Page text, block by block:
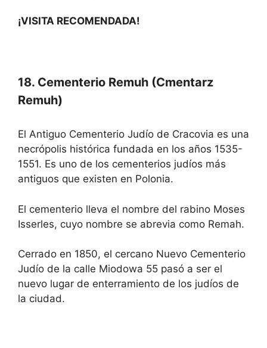
¡VISITA RECOMENDADA!
18. Cementerio Remuh (Cmentarz
Remuh)
El Antiguo Cementerio Judío de Cracovia es una
necrópolis histórica fundada en los años 1535-
1551. Es uno de los cementerios judíos más
antiguos que existen en Polonia.
El cementerio lleva el nombre del rabino Moses
Isserles, cuyo nombre se abrevia como Remah.
Cerrado en 1850, el cercano Nuevo Cementerio
Judío de la calle Miodowa 55 pasó a ser el
nuevo lugar de enterramiento de los judíos de
la ciudad.